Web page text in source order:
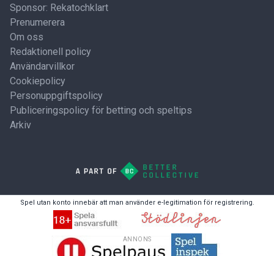
ANNONS
Sponsor: Rekatochklart
Prenumerera
Om oss
Redaktionell policy
Användarvillkor
Cookiepolicy
Personuppgiftspolicy
Publiceringspolicy för betting och speltips
Arkiv
Spel utan konto innebär att man använder e-legitimation för registrering.